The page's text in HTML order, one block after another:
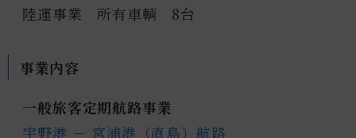
陸運事業 所有車輌 8台
事業内容
一般旅客定期航路事業
宇野港 － 宮浦港（直島）航路